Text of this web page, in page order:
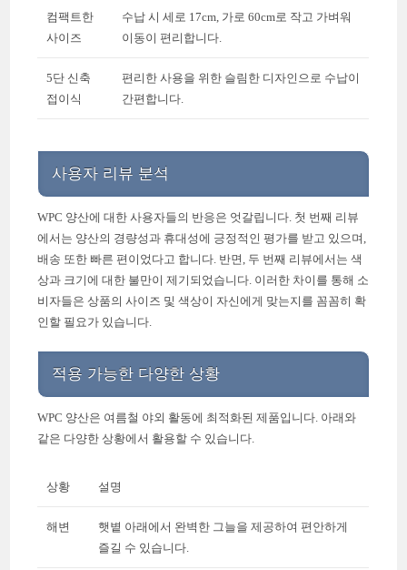
컴팩트한
사이즈
수납 시 세로 17cm, 가로 60cm로 작고 가벼워
이동이 편리합니다.
5단 신축
접이식
편리한 사용을 위한 슬림한 디자인으로 수납이
간편합니다.
사용자 리뷰 분석
WPC 양산에 대한 사용자들의 반응은 엇갈립니다. 첫 번째 리뷰
에서는 양산의 경량성과 휴대성에 긍정적인 평가를 받고 있으며,
배송 또한 빠른 편이었다고 합니다. 반면, 두 번째 리뷰에서는 색
상과 크기에 대한 불만이 제기되었습니다. 이러한 차이를 통해 소
비자들은 상품의 사이즈 및 색상이 자신에게 맞는지를 꼼꼼히 확
인할 필요가 있습니다.
적용 가능한 다양한 상황
WPC 양산은 여름철 야외 활동에 최적화된 제품입니다. 아래와
같은 다양한 상황에서 활용할 수 있습니다.
상황 설명
해변
햇볕 아래에서 완벽한 그늘을 제공하여 편안하게
즐길 수 있습니다.